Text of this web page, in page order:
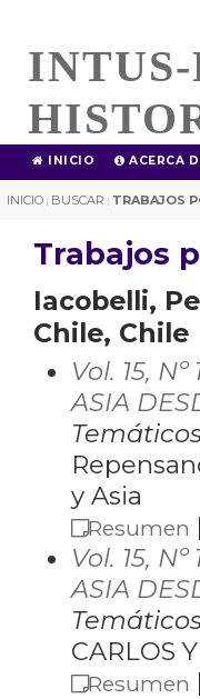
INICIO ACERCA
INICIO | BUSCAR | TRABAJOS
Trabajos
Iacobelli,
Chile, Chile
Vol. 15,
ASIA
y Asia
Resumen |
Vol. 15,
ASIA
CARLOS
Resumen |